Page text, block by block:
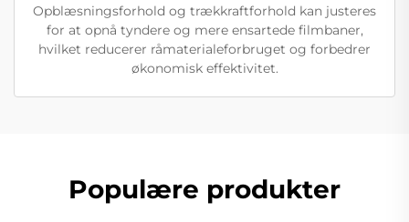
Opblæsningsforhold og trækkraftforhold kan justeres
for at opnå tyndere og mere ensartede filmbaner,
hvilket reducerer råmaterialeforbruget og forbedrer
økonomisk effektivitet.
Populære produkter